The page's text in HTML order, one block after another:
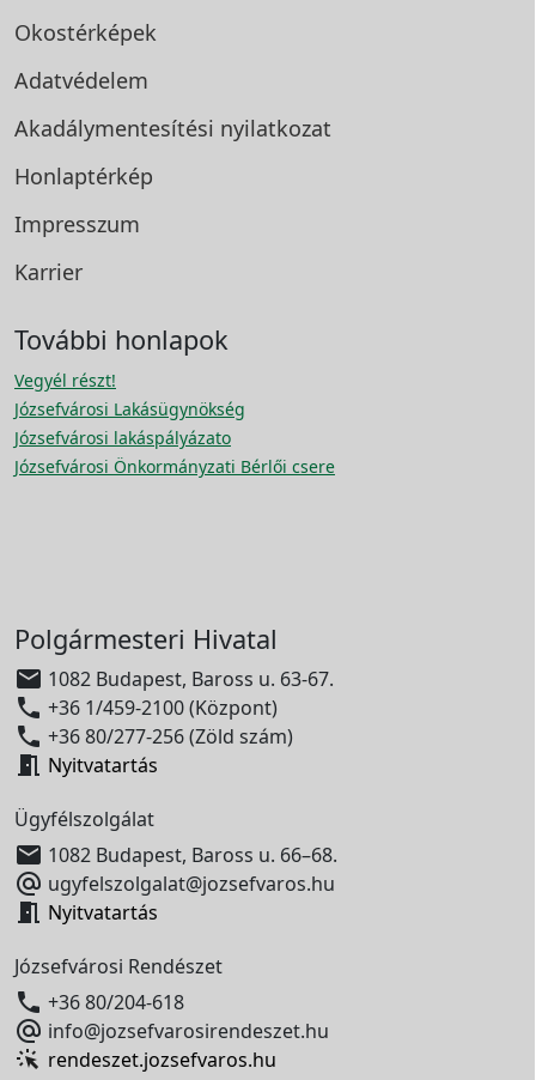
Okostérképek
Adatvédelem
Akadálymentesítési nyilatkozat
Honlaptérkép
Impresszum
Karrier
További honlapok
Vegyél részt!
Józsefvárosi Lakásügynökség
Józsefvárosi lakáspályázato
Józsefvárosi Önkormányzati Bérlői csere
Polgármesteri Hivatal
 1082 Budapest, Baross u. 63-67.
 +36 1/459-2100 (Központ)
 +36 80/277-256 (Zöld szám)
 Nyitvatartás
Ügyfélszolgálat
 1082 Budapest, Baross u. 66–68.
 ugyfelszolgalat@jozsefvaros.hu
 Nyitvatartás
Józsefvárosi Rendészet
 +36 80/204-618
 info@jozsefvarosirendeszet.hu
rendeszet.jozsefvaros.hu